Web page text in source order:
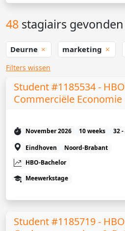
48 stagiairs gevonden
Deurne marketing
Filters wissen
Student #1185534 -
Commerciële Economie
November 2026 10 weeks
32
Eindhoven
Noord-Brabant
HBO-Bachelor
Meewerkstage
Student #1185719 -